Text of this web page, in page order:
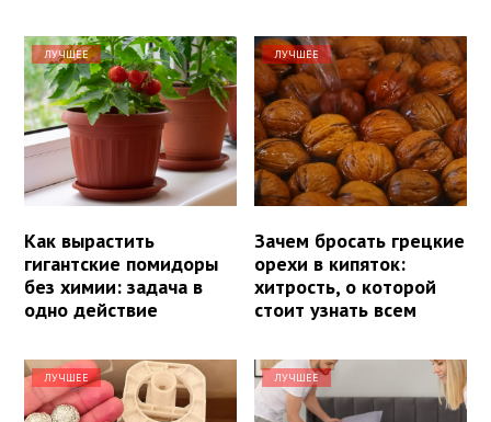
ЛУЧШЕЕ
Как вырастить
гигантские помидоры
без химии: задача в
одно действие
ЛУЧШЕЕ
Зачем бросать грецкие
орехи в кипяток:
хитрость, о которой
стоит узнать всем
ЛУЧШЕЕ ЛУЧШЕЕ